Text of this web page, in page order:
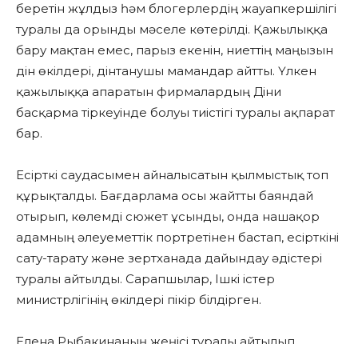
беретін жұлдыз һәм блогерлердің жауапкершілігі
туралы да орынды мәселе көтерілді. Қажылыққа
бару мақтан емес, парыз екенін, ниеттің маңызын
дін өкілдері, дінтанушы мамандар айтты. Үлкен
қажылыққа апаратын фирмалардың Діни
басқарма тіркеуінде болуы тиістігі туралы ақпарат
бар.
Есірткі саудасымен айналысатын қылмыстық топ
құрықталды. Бағдарлама осы жайтты баяндай
отырып, көлемді сюжет ұсынды, онда нашақор
адамның әлеуеметтік портретінен бастап, есірткіні
сату-тарату және зертханада дайындау әдістері
туралы айтылды. Сарапшылар, Ішкі істер
министрлігінің өкілдері пікір білдірген.